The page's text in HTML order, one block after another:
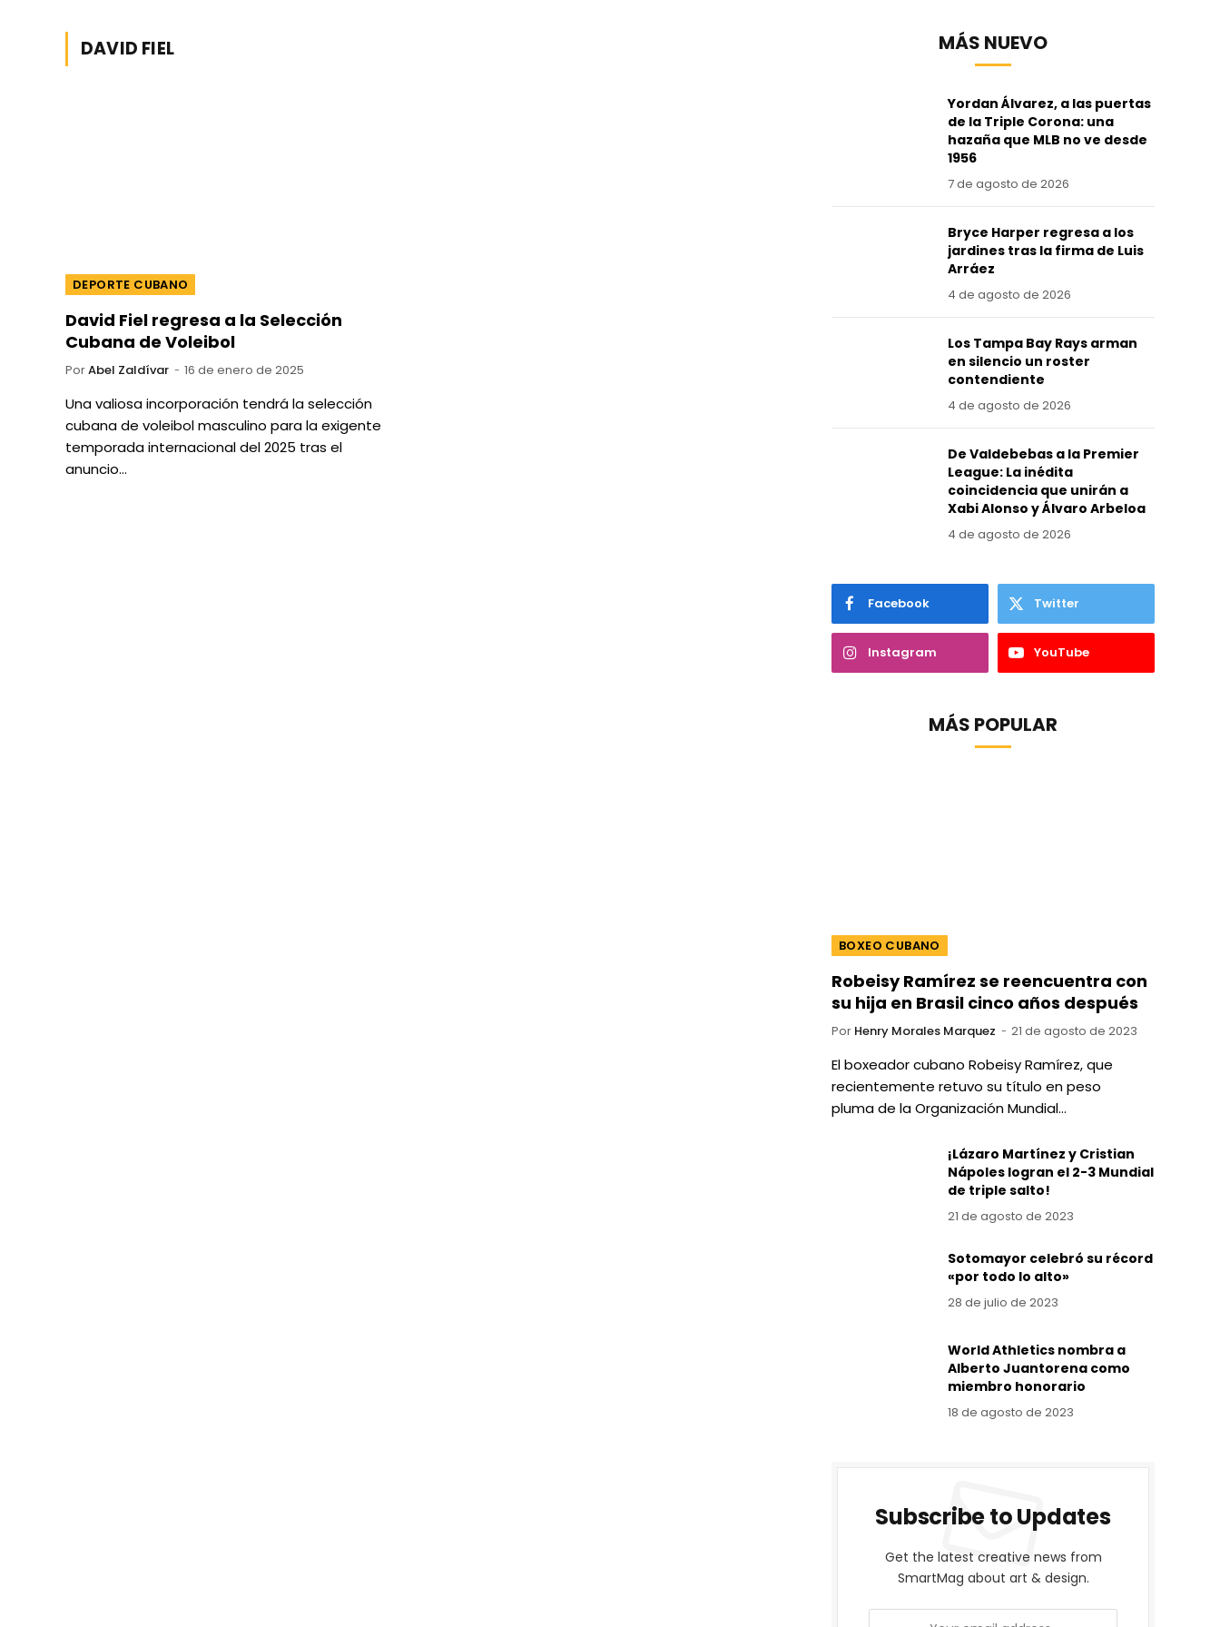
DAVID FIEL
DEPORTE CUBANO
David Fiel regresa a la Selección
Cubana de Voleibol
PorAbel Zaldívar 16 de enero de 2025
Una valiosa incorporación tendrá la selección
cubana de voleibol masculino para la exigente
temporada internacional del 2025 tras el
anuncio…
MÁS NUEVO
Yordan Álvarez, a las puertas
de la Triple Corona: una
hazaña que MLB no ve desde
1956
7 de agosto de 2026
Bryce Harper regresa a los
jardines tras la firma de Luis
Arráez
4 de agosto de 2026
Los Tampa Bay Rays arman
en silencio un roster
contendiente
4 de agosto de 2026
De Valdebebas a la Premier
League: La inédita
coincidencia que unirán a
Xabi Alonso y Álvaro Arbeloa
4 de agosto de 2026
Facebook Twitter
Instagram YouTube
MÁS POPULAR
BOXEO CUBANO
Robeisy Ramírez se reencuentra con
su hija en Brasil cinco años después
Por Henry Morales Marquez 21 de agosto de 2023
El boxeador cubano Robeisy Ramírez, que
recientemente retuvo su título en peso
pluma de la Organización Mundial…
¡Lázaro Martínez y Cristian
Nápoles logran el 2-3 Mundial
de triple salto!
21 de agosto de 2023
Sotomayor celebró su récord
«por todo lo alto»
28 de julio de 2023
World Athletics nombra a
Alberto Juantorena como
miembro honorario
18 de agosto de 2023
Subscribe to Updates
Get the latest creative news from
SmartMag about art & design.